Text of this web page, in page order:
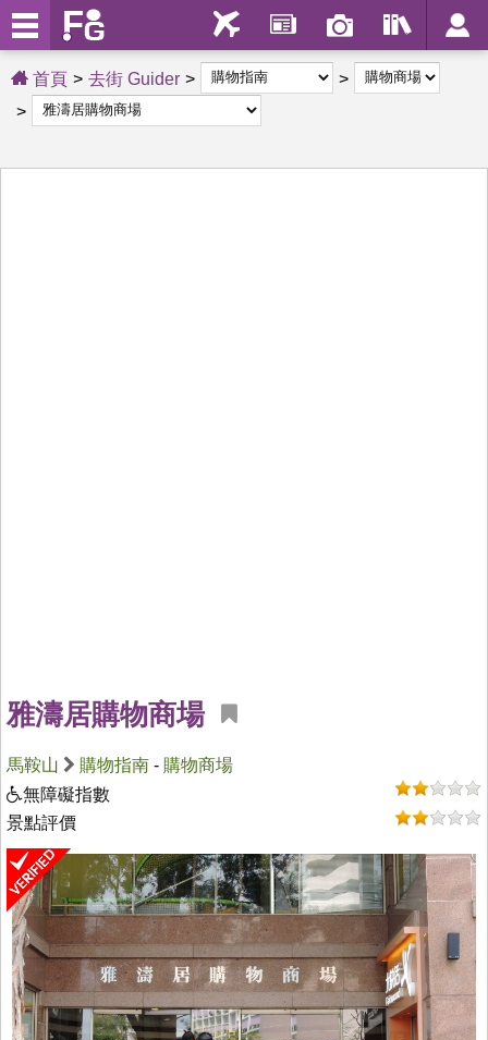
首頁 去街 Guider
雅濤居購物商場
馬鞍山 購物指南 - 購物商場
無障礙指數
景點評價